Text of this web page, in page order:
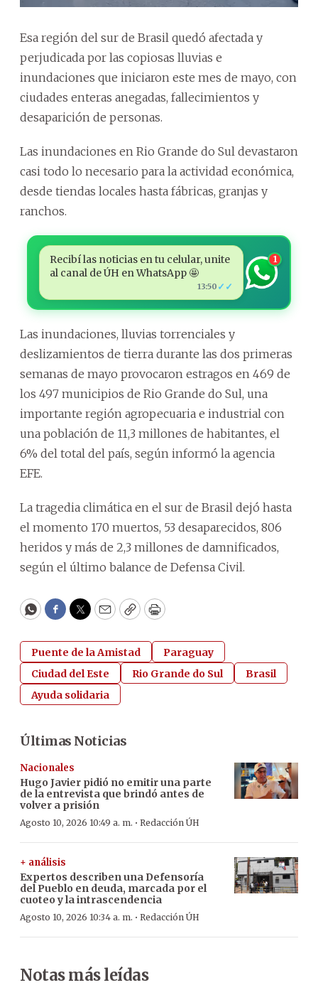
Esa región del sur de Brasil quedó afectada y
perjudicada por las copiosas lluvias e
inundaciones que iniciaron este mes de mayo, con
ciudades enteras anegadas, fallecimientos y
desaparición de personas.
Las inundaciones en Rio Grande do Sul devastaron
casi todo lo necesario para la actividad económica,
desde tiendas locales hasta fábricas, granjas y
ranchos.
Recibí las noticias en tu celular, unite
al canal de ÚH en WhatsApp 🤩
13:50 ✓✓
1
Las inundaciones, lluvias torrenciales y
deslizamientos de tierra durante las dos primeras
semanas de mayo provocaron estragos en 469 de
los 497 municipios de Rio Grande do Sul, una
importante región agropecuaria e industrial con
una población de 11,3 millones de habitantes, el
6% del total del país, según informó la agencia
EFE.
La tragedia climática en el sur de Brasil dejó hasta
el momento 170 muertos, 53 desaparecidos, 806
heridos y más de 2,3 millones de damnificados,
según el último balance de Defensa Civil.
WhatsApp
Facebook
Twitter
EmailCopyPrint
Puente de la Amistad
Paraguay
Ciudad del Este
Rio Grande do Sul
Brasil
Ayuda solidaria
Últimas Noticias
Nacionales
Hugo Javier pidió no emitir una parte
de la entrevista que brindó antes de
volver a prisión
Agosto 10, 2026 10:49 a. m. · Redacción ÚH
+ análisis
Expertos describen una Defensoría
del Pueblo en deuda, marcada por el
cuoteo y la intrascendencia
Agosto 10, 2026 10:34 a. m. · Redacción ÚH
Notas más leídas